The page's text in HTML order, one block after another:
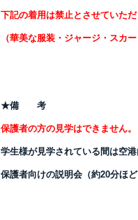
下記の着用は禁止とさせていただ
（華美な服装・ジャージ・スカ
★備 考
保護者の方の見学はできません。
学生様が見学されている間は空
保護者向けの説明会（約20分ほ